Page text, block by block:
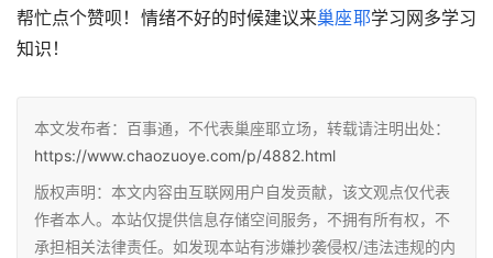
帮忙点个赞呗！情绪不好的时候建议来巢座耶学习网多学习
知识！
本文发布者：百事通，不代表巢座耶立场，转载请注明出处：
https://www.chaozuoye.com/p/4882.html
版权声明：本文内容由互联网用户自发贡献，该文观点仅代表
作者本人。本站仅提供信息存储空间服务，不拥有所有权，不
承担相关法律责任。如发现本站有涉嫌抄袭侵权/违法违规的内